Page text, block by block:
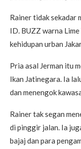
Rainer tidak sekadar
ID. BUZZ warna
kehidupan urban
Pria asal Jerman itu
Ikan Jatinegara. Ia
dan menengok
Rainer tak segan
di pinggir jalan. Ia
bajaj dan para